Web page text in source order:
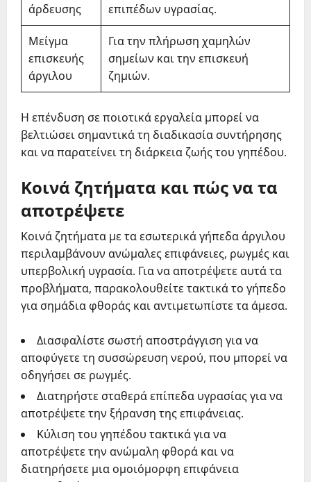
άρδευσης
επιπέδων υγρασίας.
Μείγμα
επισκευής
άργιλου
Για την πλήρωση χαμηλών
σημείων και την επισκευή
ζημιών.
Η επένδυση σε ποιοτικά εργαλεία μπορεί να
βελτιώσει σημαντικά τη διαδικασία συντήρησης
και να παρατείνει τη διάρκεια ζωής του γηπέδου.
Κοινά ζητήματα και πώς να τα
αποτρέψετε
Κοινά ζητήματα με τα εσωτερικά γήπεδα άργιλου
περιλαμβάνουν ανώμαλες επιφάνειες, ρωγμές και
υπερβολική υγρασία. Για να αποτρέψετε αυτά τα
προβλήματα, παρακολουθείτε τακτικά το γήπεδο
για σημάδια φθοράς και αντιμετωπίστε τα άμεσα.
Διασφαλίστε σωστή αποστράγγιση για να
αποφύγετε τη συσσώρευση νερού, που μπορεί να
οδηγήσει σε ρωγμές.
Διατηρήστε σταθερά επίπεδα υγρασίας για να
αποτρέψετε την ξήρανση της επιφάνειας.
Κύλιση του γηπέδου τακτικά για να
αποτρέψετε την ανώμαλη φθορά και να
διατηρήσετε μια ομοιόμορφη επιφάνεια